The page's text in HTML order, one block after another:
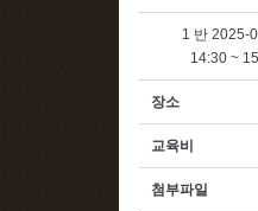
1 반 2025-
14:30 ~
장소
교육비
첨부파일